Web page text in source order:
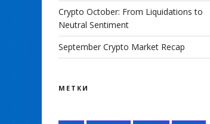
Crypto October: From Liquidations to
Neutral Sentiment
September Crypto Market Recap
МЕТКИ